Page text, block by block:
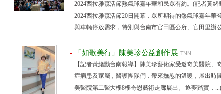
2024西拉雅森活節熱氣球嘉年華和民眾有約。(記者黃
2024西拉雅森活節20日開幕，眾所期待的熱氣球嘉年華
與車輛停放需求，特別與台南市官田區公所、官田里辦
「如歌美行」陳美珍公益創作展 TNN
【記者黃緒勳台南報導】陳美珍藝術家受邀奇美醫院、
症病患及家屬，醫護團隊們，帶來撫慰的溫暖，展出時
美醫院第二醫大樓8樓奇恩藝術走廊展出。 逐夢踏實，...(